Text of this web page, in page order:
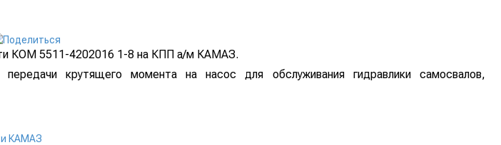
КОМ 5511-4202016 1-8 на КПП а/м КАМАЗ.
крутящего момента на насос для обслуживания гидравлики самосвалов,
КАМАЗ